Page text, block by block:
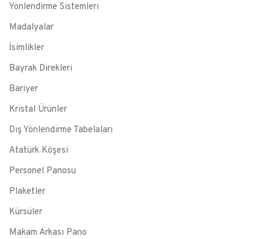
Yönlendirme Sistemleri
Madalyalar
İsimlikler
Bayrak Direkleri
Bariyer
Kristal Ürünler
Dış Yönlendirme Tabelaları
Atatürk Köşesi
Personel Panosu
Plaketler
Kürsüler
Makam Arkası Pano